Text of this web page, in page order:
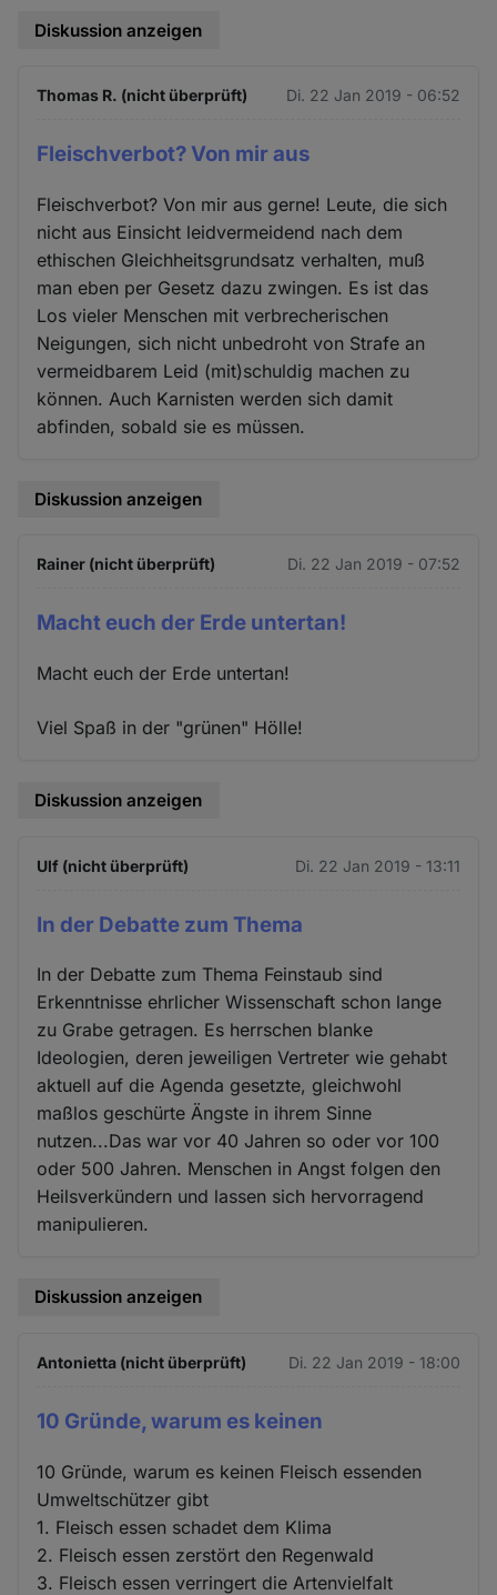
Diskussion anzeigen
Thomas R. (nicht überprüft) Di. 22 Jan 2019 - 06:52
Fleischverbot? Von mir aus
Fleischverbot? Von mir aus gerne! Leute, die sich
nicht aus Einsicht leidvermeidend nach dem
ethischen Gleichheitsgrundsatz verhalten, muß
man eben per Gesetz dazu zwingen. Es ist das
Los vieler Menschen mit verbrecherischen
Neigungen, sich nicht unbedroht von Strafe an
vermeidbarem Leid (mit)schuldig machen zu
können. Auch Karnisten werden sich damit
abfinden, sobald sie es müssen.
Diskussion anzeigen
Rainer (nicht überprüft) Di. 22 Jan 2019 - 07:52
Macht euch der Erde untertan!
Macht euch der Erde untertan!
Viel Spaß in der "grünen" Hölle!
Diskussion anzeigen
Ulf (nicht überprüft) Di. 22 Jan 2019 - 13:11
In der Debatte zum Thema
In der Debatte zum Thema Feinstaub sind
Erkenntnisse ehrlicher Wissenschaft schon lange
zu Grabe getragen. Es herrschen blanke
Ideologien, deren jeweiligen Vertreter wie gehabt
aktuell auf die Agenda gesetzte, gleichwohl
maßlos geschürte Ängste in ihrem Sinne
nutzen...Das war vor 40 Jahren so oder vor 100
oder 500 Jahren. Menschen in Angst folgen den
Heilsverkündern und lassen sich hervorragend
manipulieren.
Diskussion anzeigen
Antonietta (nicht überprüft) Di. 22 Jan 2019 - 18:00
10 Gründe, warum es keinen
10 Gründe, warum es keinen Fleisch essenden
Umweltschützer gibt
1. Fleisch essen schadet dem Klima
2. Fleisch essen zerstört den Regenwald
3. Fleisch essen verringert die Artenvielfalt